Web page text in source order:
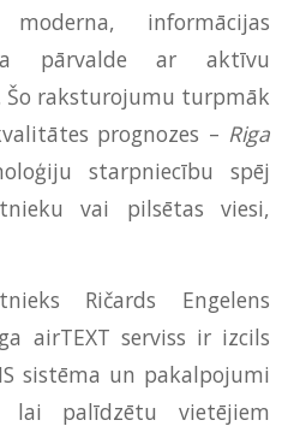
informācijas
pārvalde ar aktīvu
raksturojumu turpmāk
prognozes – Riga
starpniecību spēj
vai pilsētas viesi,
Ričards Engelens
airTEXT serviss ir izcils
sistēma un pakalpojumi
palīdzētu vietējiem